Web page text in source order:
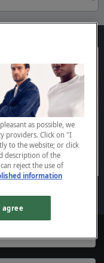
as possible, we
providers. Click on "I
to the website; or click
description of the
reject the use of
information
agree